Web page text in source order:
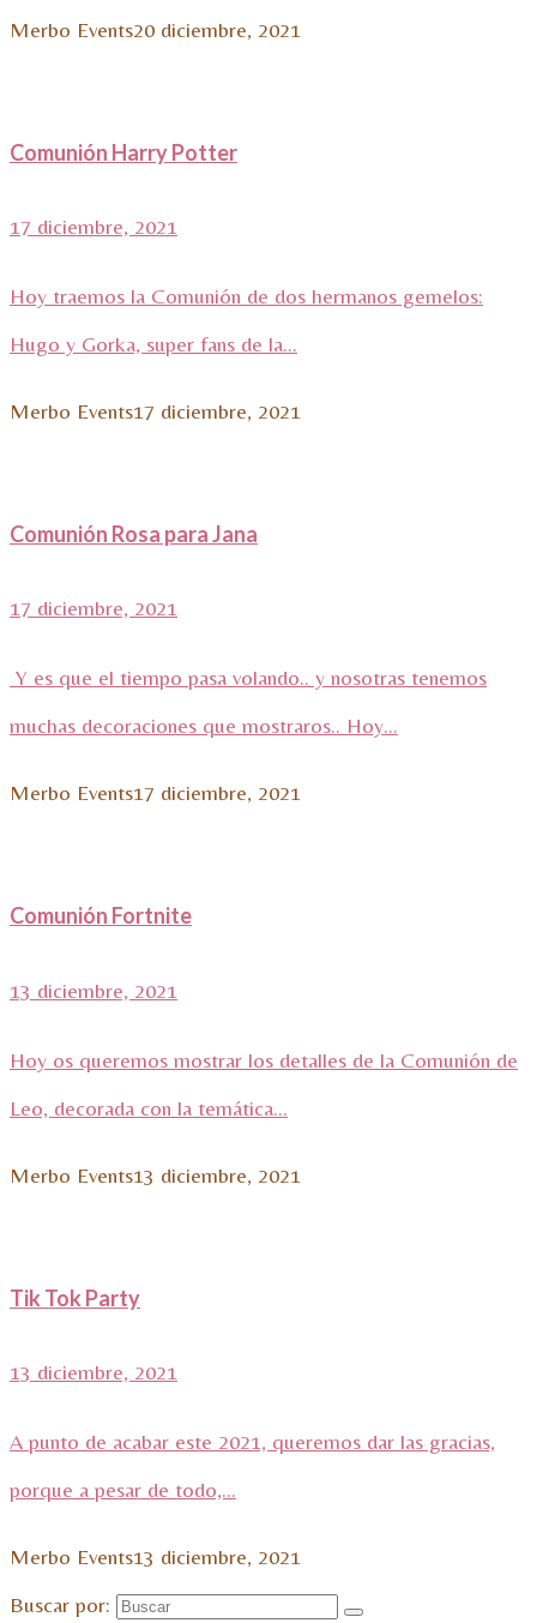
Merbo Events20 diciembre, 2021
Comunión Harry Potter
17 diciembre, 2021
Hoy traemos la Comunión de dos hermanos gemelos:
Hugo y Gorka, super fans de la...
Merbo Events17 diciembre, 2021
Comunión Rosa para Jana
17 diciembre, 2021
Y es que el tiempo pasa volando.. y nosotras tenemos
muchas decoraciones que mostraros.. Hoy...
Merbo Events17 diciembre, 2021
Comunión Fortnite
13 diciembre, 2021
Hoy os queremos mostrar los detalles de la Comunión de
Leo, decorada con la temática...
Merbo Events13 diciembre, 2021
Tik Tok Party
13 diciembre, 2021
A punto de acabar este 2021, queremos dar las gracias,
porque a pesar de todo,...
Merbo Events13 diciembre, 2021
Buscar por: